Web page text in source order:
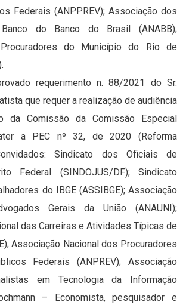
Federais (ANPPREV); Associação dos
do Banco do Brasil (ANABB);
do Município do Rio de
requerimento n. 88/2021 do Sr.
que requer a realização de audiência
da Comissão da Comissão Especial
a PEC nº 32, de 2020 (Reforma
Sindicato dos Oficiais de
Federal (SINDOJUS/DF); Sindicato
do IBGE (ASSIBGE); Associação
Gerais da União (ANAUNI);
das Carreiras e Atividades Típicas de
Associação Nacional dos Procuradores
Federais (ANPREV); Associação
em Tecnologia da Informação
– Economista, pesquisador e